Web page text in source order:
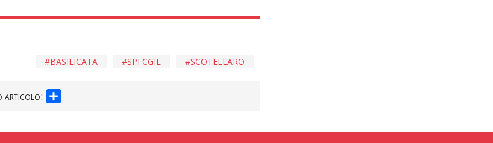
SCOTELLARO
SPI CGIL
BASILICATA
articolo: